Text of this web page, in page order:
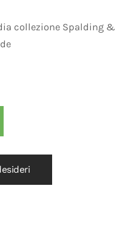
collezione Spalding &